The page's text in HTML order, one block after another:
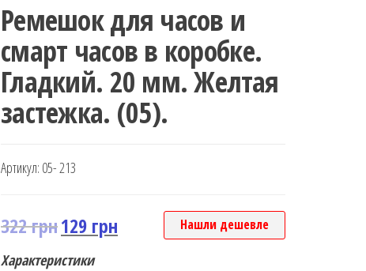
Ремешок для часов и
смарт часов в коробке.
Гладкий. 20 мм. Желтая
застежка. (05).
Артикул: 05- 213
322грн129 грн Нашли дешевле
Характеристики